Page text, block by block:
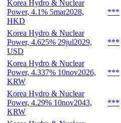
Korea Hydro & Nuclear
Power, FRN 30jul2030,
USD
***
Korea Hydro & Nuclear
Power, 4.1% 5mar2028,
HKD
***
Korea Hydro & Nuclear
Power, 4.625% 29jul2029,
USD
***
Korea Hydro & Nuclear
Power, 4.337% 10nov2026,
KRW
***